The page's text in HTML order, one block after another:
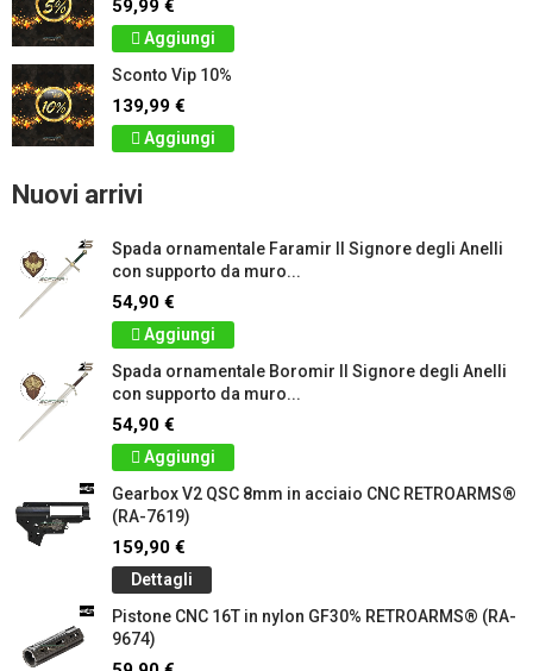
59,99 €
Aggiungi
Sconto Vip 10%
139,99 €
Aggiungi
Nuovi arrivi
Spada ornamentale Faramir Il Signore degli Anelli
con supporto da muro...
54,90 €
Aggiungi
Spada ornamentale Boromir Il Signore degli Anelli
con supporto da muro...
54,90 €
Aggiungi
Gearbox V2 QSC 8mm in acciaio CNC RETROARMS®
(RA-7619)
159,90 €
Dettagli
Pistone CNC 16T in nylon GF30% RETROARMS® (RA-
9674)